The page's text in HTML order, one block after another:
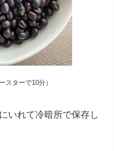
ターで10分）
いれて冷暗所で保存し